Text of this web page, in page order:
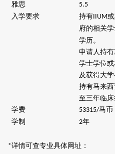
雅思
5.5
入学要求
持有IIUM
府的相关
学历。
申请人持
学士学位
及获得大学
持有马来
至三年临床
学费
53315/马币
学制
2年
*详情可查专业具体网址：